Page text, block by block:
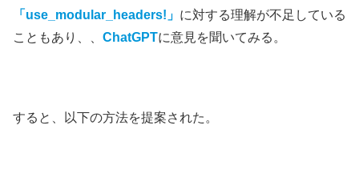
「use_modular_headers!」 に対する理解が不足している
こともあり、、 ChatGPTに意見を聞いてみる。
すると、以下の方法を提案された。